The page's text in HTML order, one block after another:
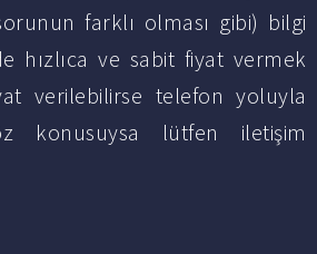
farklı olması gibi) bilgi
hızlıca ve sabit fiyat vermek
verilebilirse telefon yoluyla
konusuysa lütfen iletişim